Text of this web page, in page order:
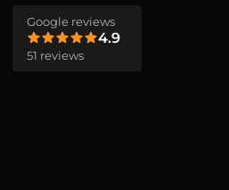
Google reviews
4.9
51 reviews